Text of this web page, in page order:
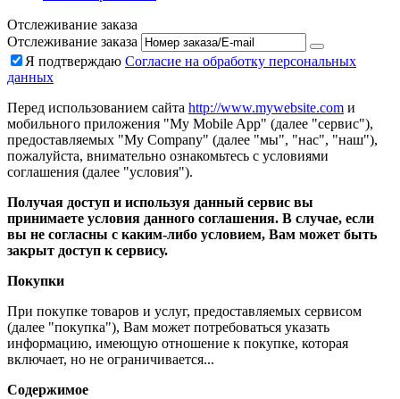
Отслеживание заказа
Отслеживание заказа
Я подтверждаю Согласие на обработку персональных
данных
Перед использованием сайта http://www.mywebsite.com и
мобильного приложения "My Mobile App" (далее "сервис"),
предоставляемых "My Company" (далее "мы", "нас", "наш"),
пожалуйста, внимательно ознакомьтесь с условиями
соглашения (далее "условия").
Получая доступ и используя данный сервис вы
принимаете условия данного соглашения. В случае, если
вы не согласны с каким-либо условием, Вам может быть
закрыт доступ к сервису.
Покупки
При покупке товаров и услуг, предоставляемых сервисом
(далее "покупка"), Вам может потребоваться указать
информацию, имеющую отношение к покупке, которая
включает, но не ограничивается...
Содержимое